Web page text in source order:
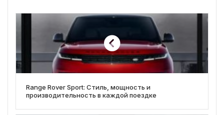
Range Rover Sport: Стиль, мощность и
производительность в каждой поездке